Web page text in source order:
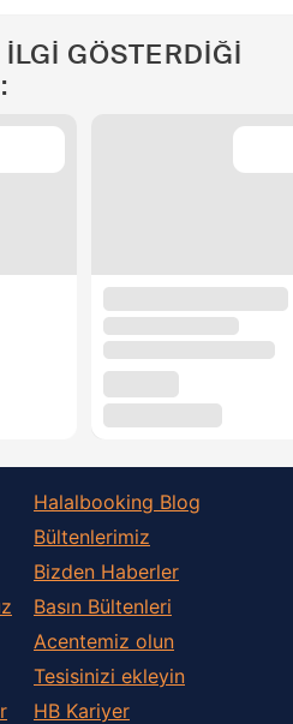
GÖSTERDİĞİ
Halalbooking Blog
Bültenlerimiz
Bizden Haberler
Basın Bültenleri
Acentemiz olun
Tesisinizi ekleyin
HB Kariyer